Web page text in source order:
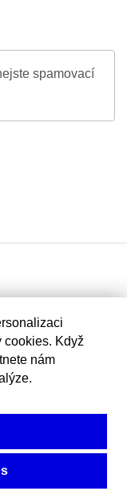
spamovací
cookies. Když
nám